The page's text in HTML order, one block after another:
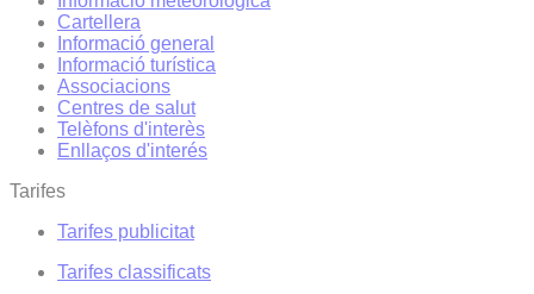
Cartellera
Informació general
Informació turística
Associacions
Centres de salut
Telèfons d'interès
Enllaços d'interés
Tarifes
Tarifes publicitat
Tarifes classificats